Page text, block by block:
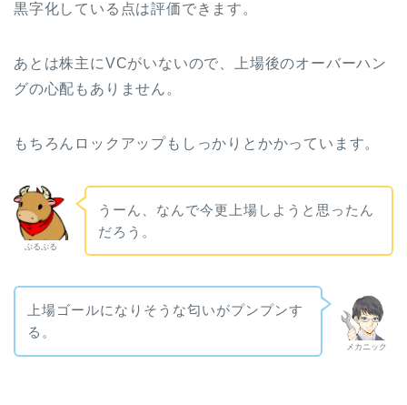
黒字化している点は評価できます。
あとは株主にVCがいないので、上場後のオーバーハン
グの心配もありません。
もちろんロックアップもしっかりとかかっています。
ぶるぶる
うーん、なんで今更上場しようと思ったん
だろう。
メカニック
上場ゴールになりそうな匂いがプンプンす
る。